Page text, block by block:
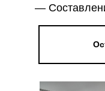
—